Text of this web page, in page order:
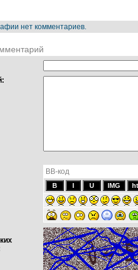
нет комментариев.
BB-код